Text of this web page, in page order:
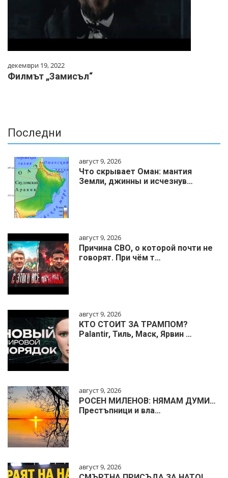
декември 19, 2022
Филмът „Замисъл“
Последни
август 9, 2026
Что скрывает Оман: мантия
Земли, джинны и исчезнув…
август 9, 2026
Причина СВО, о которой почти не
говорят. При чём т…
август 9, 2026
КТО СТОИТ ЗА ТРАМПОМ?
Palantir, Тиль, Маск, Ярвин …
август 9, 2026
РОСЕН МИЛЕНОВ: НЯМАМ ДУМИ…
Престъпници и вла…
август 9, 2026